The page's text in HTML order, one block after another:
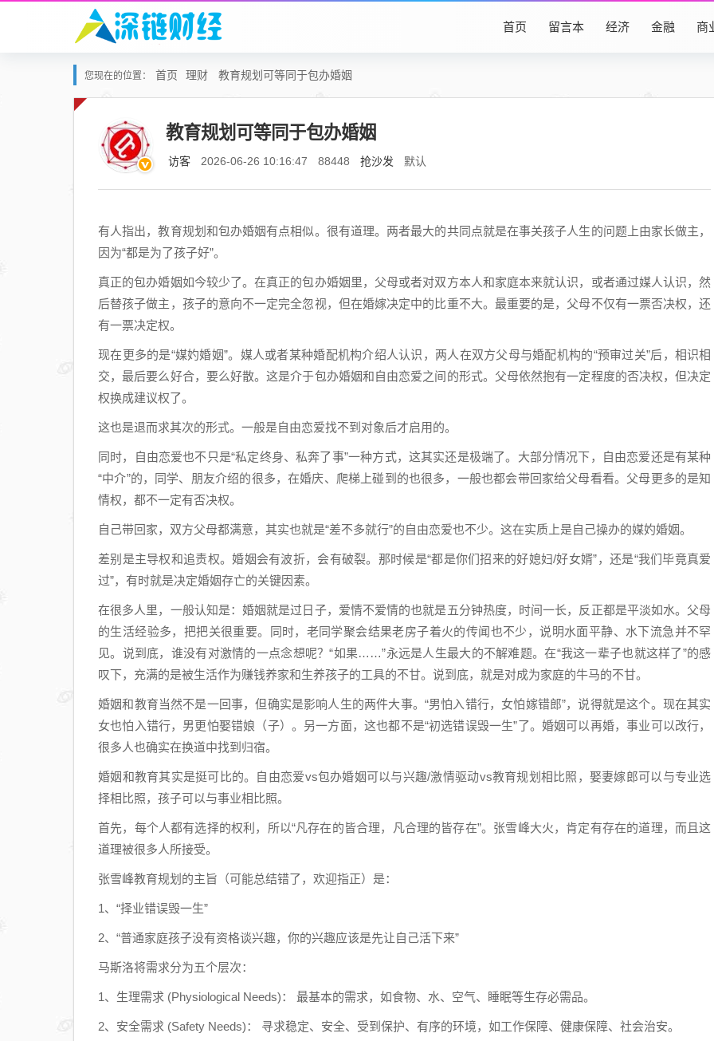
首页 留言本 经济 金融 商
您现在的位置： 首页 理财 教育规划可等同于包办婚姻
教育规划可等同于包办婚姻
访客 2026-06-26 10:16:47 88448 抢沙发 默认
有人指出，教育规划和包办婚姻有点相似。很有道理。两者最大的共同点就是在事关孩子人生的问题上由家长做主，
因为“都是为了孩子好”。
真正的包办婚姻如今较少了。在真正的包办婚姻里，父母或者对双方本人和家庭本来就认识，或者通过媒人认识，然
后替孩子做主，孩子的意向不一定完全忽视，但在婚嫁决定中的比重不大。最重要的是，父母不仅有一票否决权，还
有一票决定权。
现在更多的是“媒妁婚姻”。媒人或者某种婚配机构介绍人认识，两人在双方父母与婚配机构的“预审过关”后，相识相
交，最后要么好合，要么好散。这是介于包办婚姻和自由恋爱之间的形式。父母依然抱有一定程度的否决权，但决定
权换成建议权了。
这也是退而求其次的形式。一般是自由恋爱找不到对象后才启用的。
同时，自由恋爱也不只是“私定终身、私奔了事”一种方式，这其实还是极端了。大部分情况下，自由恋爱还是有某种
“中介”的，同学、朋友介绍的很多，在婚庆、爬梯上碰到的也很多，一般也都会带回家给父母看看。父母更多的是知
情权，都不一定有否决权。
自己带回家，双方父母都满意，其实也就是“差不多就行”的自由恋爱也不少。这在实质上是自己操办的媒妁婚姻。
差别是主导权和追责权。婚姻会有波折，会有破裂。那时候是“都是你们招来的好媳妇/好女婿”，还是“我们毕竟真爱
过”，有时就是决定婚姻存亡的关键因素。
在很多人里，一般认知是：婚姻就是过日子，爱情不爱情的也就是五分钟热度，时间一长，反正都是平淡如水。父母
的生活经验多，把把关很重要。同时，老同学聚会结果老房子着火的传闻也不少，说明水面平静、水下流急并不罕
见。说到底，谁没有对激情的一点念想呢？“如果……”永远是人生最大的不解难题。在“我这一辈子也就这样了”的感
叹下，充满的是被生活作为赚钱养家和生养孩子的工具的不甘。说到底，就是对成为家庭的牛马的不甘。
婚姻和教育当然不是一回事，但确实是影响人生的两件大事。“男怕入错行，女怕嫁错郎”，说得就是这个。现在其实
女也怕入错行，男更怕娶错娘（子）。另一方面，这也都不是“初选错误毁一生”了。婚姻可以再婚，事业可以改行，
很多人也确实在换道中找到归宿。
婚姻和教育其实是挺可比的。自由恋爱vs包办婚姻可以与兴趣/激情驱动vs教育规划相比照，娶妻嫁郎可以与专业选
择相比照，孩子可以与事业相比照。
首先，每个人都有选择的权利，所以“凡存在的皆合理，凡合理的皆存在”。张雪峰大火，肯定有存在的道理，而且这
道理被很多人所接受。
张雪峰教育规划的主旨（可能总结错了，欢迎指正）是：
1、“择业错误毁一生”
2、“普通家庭孩子没有资格谈兴趣，你的兴趣应该是先让自己活下来”
马斯洛将需求分为五个层次：
1、生理需求 (Physiological Needs)： 最基本的需求，如食物、水、空气、睡眠等生存必需品。
2、安全需求 (Safety Needs)： 寻求稳定、安全、受到保护、有序的环境，如工作保障、健康保障、社会治安。